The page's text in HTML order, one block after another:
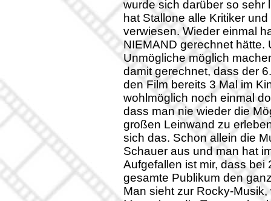
wurde sich darüber so
hat Stallone alle Kritiker
verwiesen. Wieder einmal
NIEMAND gerechnet hätte.
Unmögliche möglich
damit gerechnet, dass der
den Film bereits 3 Mal im
wohlmöglich noch einmal
dass man nie wieder die
großen Leinwand zu
sich das. Schon allein die
Schauer aus und man hat
Aufgefallen ist mir, dass bei
gesamte Publikum den
Man sieht zur Rocky-